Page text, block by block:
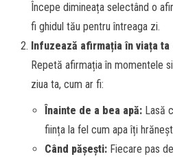
Începe dimineața selectând o
fi ghidul tău pentru întreaga zi.
Infuzează afirmația în viața
Repetă afirmația în momentele
ziua ta, cum ar fi:
Înainte de a bea apă: Lasă
ființa la fel cum apa îți
Când pășești: Fiecare pas